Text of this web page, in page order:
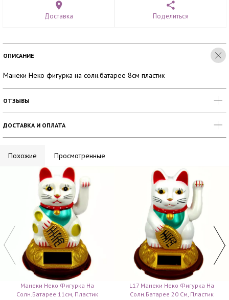
Доставка Поделиться
ОПИСАНИЕ
Манеки Неко фигурка на солн.батарее 8см пластик
ОТЗЫВЫ
ДОСТАВКА И ОПЛАТА
Похожие Просмотренные
Манеки Неко Фигурка На
Солн.батарее 11см, Пластик
L17 Манеки Неко Фигурка На
Солн.батарее 20 См, Пластик